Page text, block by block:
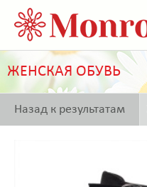
ЖЕНСКАЯ ОБУВЬ
Назад к результатам